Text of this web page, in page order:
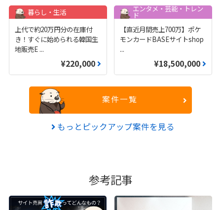
暮らし・生活
上代で約20万円分の在庫付
き！すぐに始められる韓国生
地販売E ...
¥220,000
エンタメ・芸能・トレン
ド
【直近月間売上700万】ポケ
モンカードBASEサイトshop
...
¥18,500,000
案件一覧
もっとピックアップ案件を見る
参考記事